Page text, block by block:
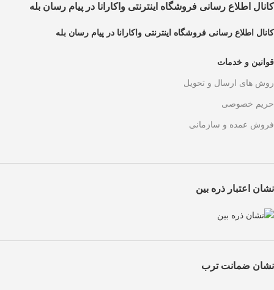
کانال اطلاع رسانی فروشگاه اینترنتی واکارانا در پیام رسان بله
کانال اطلاع رسانی فروشگاه اینترنتی واکارانا در پیام رسان بله
قوانین و خدمات
روش های ارسال و تحویل
حریم خصوصی
فروش عمده و سازمانی
نشان اعتبار ذره بین
نشان ضمانت ترب